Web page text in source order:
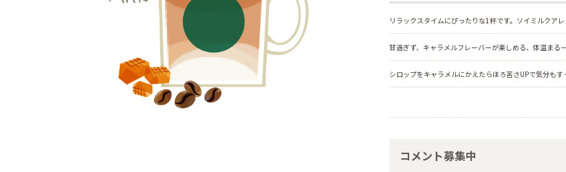
リラックスタイムにぴったりな1杯です。ソイミルクア
甘過ぎず、キャラメルフレーバーが楽しめる、体温まる
シロップをキャラメルにかえたらほろ苦さUPで気分もす
コメント募集中